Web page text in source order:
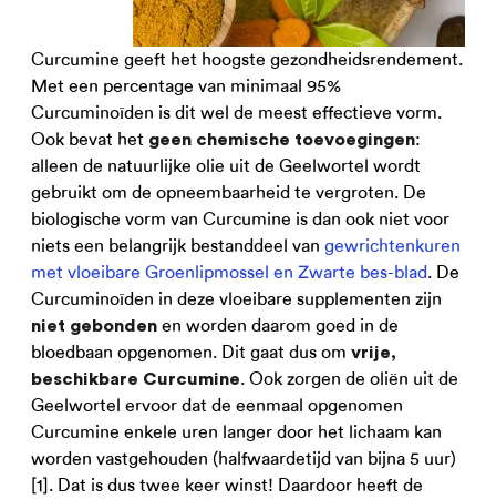
Curcumine geeft het hoogste gezondheidsrendement.
Met een percentage van minimaal 95%
Curcuminoïden is dit wel de meest effectieve vorm.
Ook bevat het geen chemische toevoegingen:
alleen de natuurlijke olie uit de Geelwortel wordt
gebruikt om de opneembaarheid te vergroten. De
biologische vorm van Curcumine is dan ook niet voor
niets een belangrijk bestanddeel van gewrichtenkuren
met vloeibare Groenlipmossel en Zwarte bes-blad. De
Curcuminoïden in deze vloeibare supplementen zijn
niet gebonden en worden daarom goed in de
bloedbaan opgenomen. Dit gaat dus om vrije,
beschikbare Curcumine. Ook zorgen de oliën uit de
Geelwortel ervoor dat de eenmaal opgenomen
Curcumine enkele uren langer door het lichaam kan
worden vastgehouden (halfwaardetijd van bijna 5 uur)
[1]. Dat is dus twee keer winst! Daardoor heeft de